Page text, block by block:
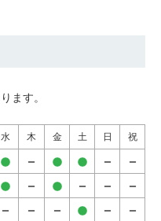
水 木 金 土 日 祝
ます。